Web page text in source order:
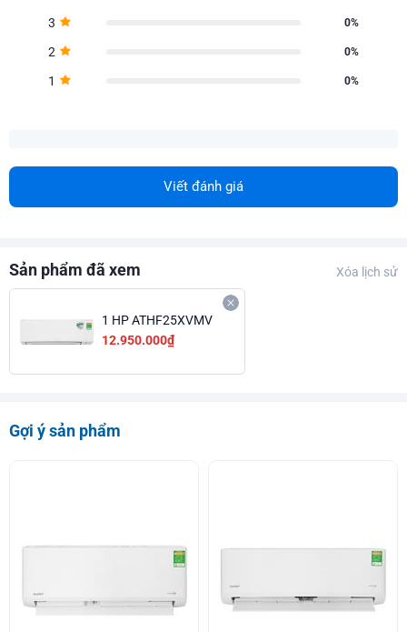
3
0%
2 0%
1 0%
Viết đánh giá
Sản phẩm đã xem Xóa lịch sử
1 HP ATHF25XVMV
12.950.000₫
Gợi ý sản phẩm